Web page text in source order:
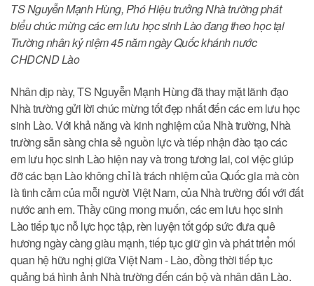
TS Nguyễn Mạnh Hùng, Phó Hiệu trưởng Nhà trường phát
biểu chúc mừng các em lưu học sinh Lào đang theo học tại
Trường nhân kỷ niệm 45 năm ngày Quốc khánh nước
CHDCND Lào
Nhân dịp này, TS Nguyễn Mạnh Hùng đã thay mặt lãnh đạo
Nhà trường gửi lời chúc mừng tốt đẹp nhất đến các em lưu học
sinh Lào. Với khả năng và kinh nghiệm của Nhà trường, Nhà
trường sẵn sàng chia sẻ nguồn lực và tiếp nhận đào tạo các
em lưu học sinh Lào hiện nay và trong tương lai, coi việc giúp
đỡ các bạn Lào không chỉ là trách nhiệm của Quốc gia mà còn
là tình cảm của mỗi người Việt Nam, của Nhà trường đối với đất
nước anh em. Thầy cũng mong muốn, các em lưu học sinh
Lào tiếp tục nỗ lực học tập, rèn luyện tốt góp sức đưa quê
hương ngày càng giàu mạnh, tiếp tục giữ gìn và phát triển mối
quan hệ hữu nghị giữa Việt Nam - Lào, đồng thời tiếp tục
quảng bá hình ảnh Nhà trường đến cán bộ và nhân dân Lào.